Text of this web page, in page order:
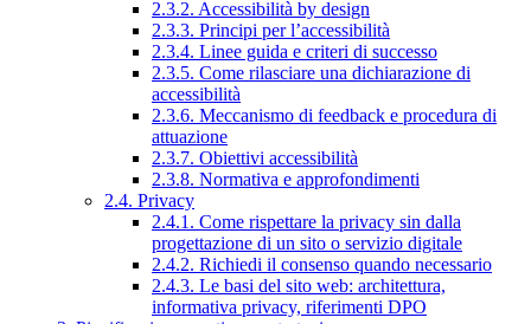
2.3.2. Accessibilità by design
2.3.3. Principi per l’accessibilità
2.3.4. Linee guida e criteri di successo
2.3.5. Come rilasciare una dichiarazione di
accessibilità
2.3.6. Meccanismo di feedback e procedura di
attuazione
2.3.7. Obiettivi accessibilità
2.3.8. Normativa e approfondimenti
2.4. Privacy
2.4.1. Come rispettare la privacy sin dalla
progettazione di un sito o servizio digitale
2.4.2. Richiedi il consenso quando necessario
2.4.3. Le basi del sito web: architettura,
informativa privacy, riferimenti DPO